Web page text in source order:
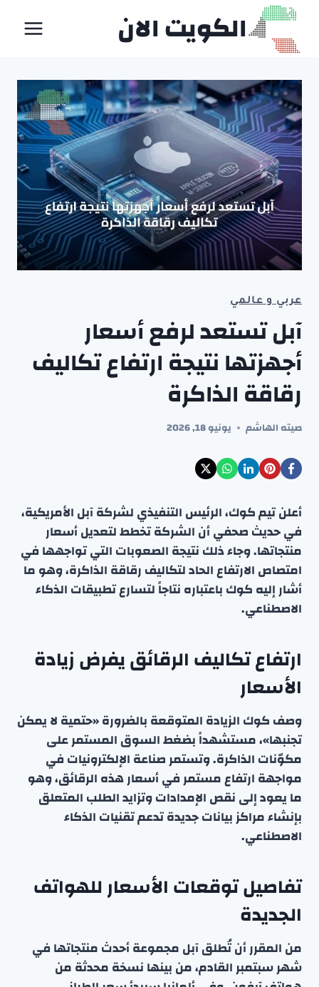
التجاوز
المحتوى
الكويت الان
عربي و عالمي
آبل تستعد لرفع أسعار
أجهزتها نتيجة ارتفاع تكاليف
رقاقة الذاكرة
صيته الهاشم يونيو 18, 2026
أعلن تيم كوك، الرئيس التنفيذي لشركة آبل الأمريكية،
في حديث صحفي أن الشركة تخطط لتعديل أسعار
منتجاتها. وجاء ذلك نتيجة الصعوبات التي تواجهها في
امتصاص الارتفاع الحاد لتكاليف رقاقة الذاكرة، وهو ما
أشار إليه كوك باعتباره نتاجاً لتسارع تطبيقات الذكاء
الاصطناعي.
ارتفاع تكاليف الرقائق يفرض زيادة
الأسعار
وصف كوك الزيادة المتوقعة بالضرورة «حتمية لا يمكن
تجنبها»، مستشهداً بضغط السوق المستمر على
مكوّنات الذاكرة. وتستمر صناعة الإلكترونيات في
مواجهة ارتفاع مستمر في أسعار هذه الرقائق، وهو
ما يعود إلى نقص الإمدادات وتزايد الطلب المتعلق
بإنشاء مراكز بيانات جديدة تدعم تقنيات الذكاء
الاصطناعي.
تفاصيل توقعات الأسعار للهواتف
الجديدة
من المقرر أن تُطلق آبل مجموعة أحدث منتجاتها في
شهر سبتمبر القادم، من بينها نسخة محدثة من